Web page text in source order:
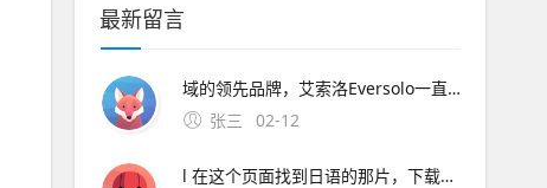
最新留言
域的领先品牌，艾索洛Eversolo一直坚持着“让声音回归纯净”的理念，用现代化的数字架构不断刷新大家对。
张三
02-12
l 在这个页面找到日语的那片，下载对应词典安装就可以了 你。一般是 但是有时候打不开，你网上多找找吧 楼上给的地址是正确的，先安装好软件后，再下相关词典，如德汉汉德21